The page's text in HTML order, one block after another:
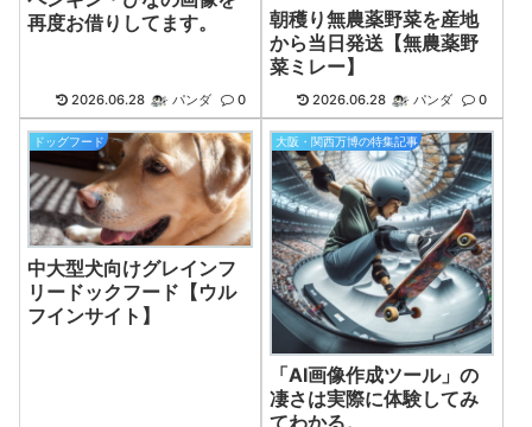
再度お借りしてます。
2026.06.28 パンダ 0
朝穫り無農薬野菜を産地
から当日発送【無農薬野
菜ミレー】
2026.06.28 パンダ 0
ドッグフード
中大型犬向けグレインフ
リードックフード【ウル
フインサイト】
大阪・関西万博の特集記事
「AI画像作成ツール」の
凄さは実際に体験してみ